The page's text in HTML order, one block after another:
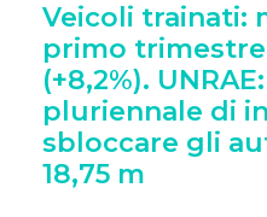
Veicoli trainati:
primo
(+8,2%).
pluriennale di
sbloccare gli
18,75 m